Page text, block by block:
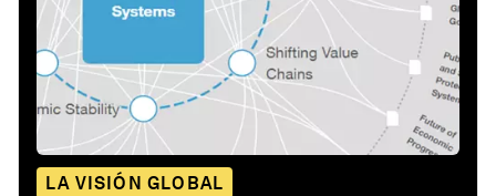
LA VISIÓN GLOBAL